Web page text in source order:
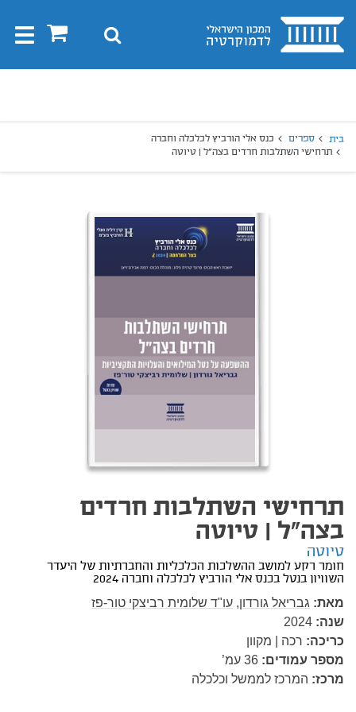
בית 0 חיפוש
בית ספרים
כנס אלי הורביץ לכלכלה וחברה
תרחישי השתלבות חרדים בצה"ל | טיוטה
תרחישי השתלבות חרדים
בצה"ל | טיוטה
טיוטה
חומר רקע למושב ההשלכות הכלכליות והחברתיות של היעדר
השוויון בנטל בכנס אלי הורביץ לכלכלה וחברה 2024
מאת: גבריאל גורדון, עו"ד שלומית רביצקי טור-פז
שנה: 2024
כריכה: רכה | מקוון
מספר עמודים: 36 עמ’
מרכז: המרכז לממשל וכלכלה